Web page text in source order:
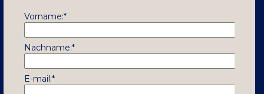
Vorname:*
Nachname:*
E-mail:*